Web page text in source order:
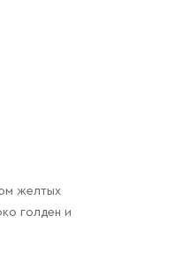
в банках
желтых
голден и